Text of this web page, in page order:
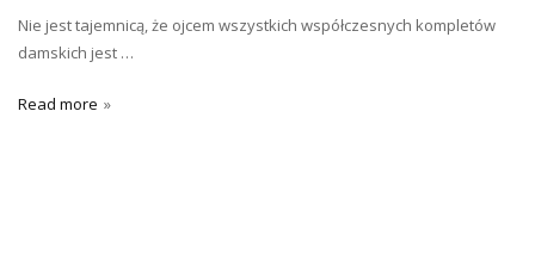
Nie jest tajemnicą, że ojcem wszystkich współczesnych kompletów
damskich jest …
Read more